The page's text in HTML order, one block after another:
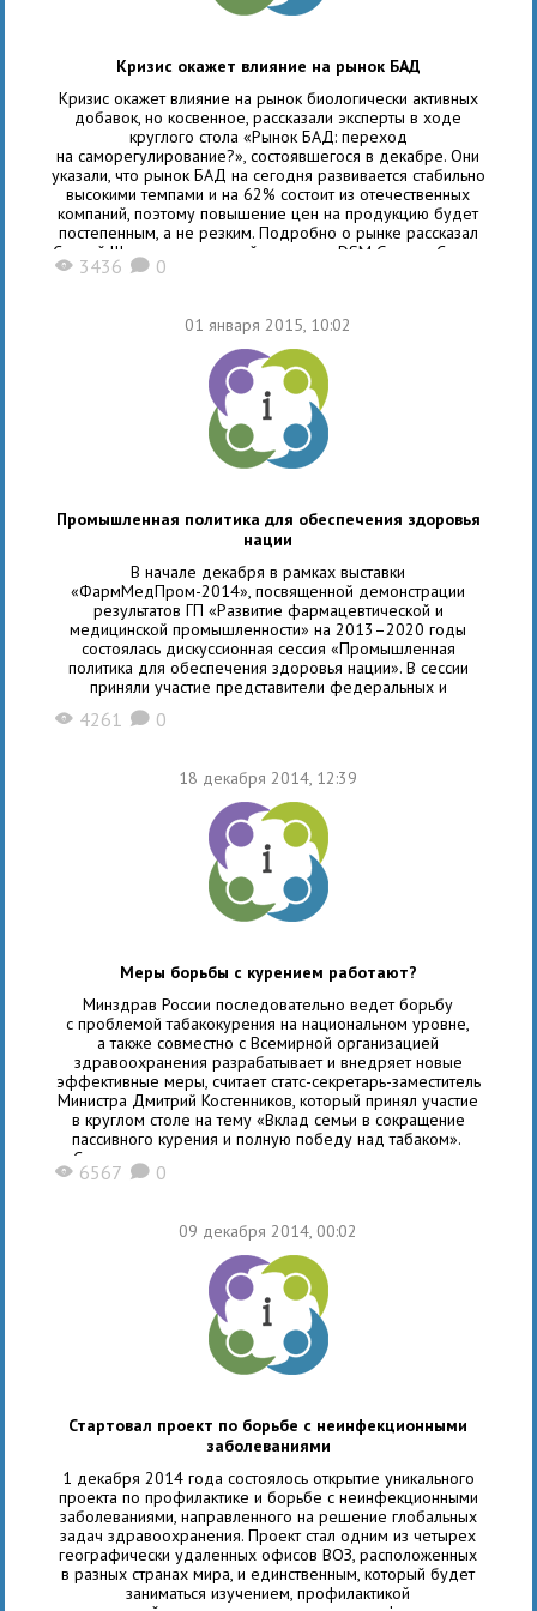
Кризис окажет влияние на рынок БАД
Кризис окажет влияние на рынок биологически активных
добавок, но косвенное, рассказали эксперты в ходе
круглого стола «Рынок БАД: переход
на саморегулирование?», состоявшегося в декабре. Они
указали, что рынок БАД на сегодня развивается стабильно
высокими темпами и на 62% состоит из отечественных
компаний, поэтому повышение цен на продукцию будет
постепенным, а не резким. Подробно о рынке рассказал
Сергей Шуляк, генеральный директор DSM Group: «Среди
аптечных продаж, доля биологически активных добавок
X 3436 K 0
01 января 2015, 10:02
Промышленная политика для обеспечения здоровья
нации
В начале декабря в рамках выставки
«ФармМедПром-2014», посвященной демонстрации
результатов ГП «Развитие фармацевтической и
медицинской промышленности» на 2013–2020 годы
состоялась дискуссионная сессия «Промышленная
политика для обеспечения здоровья нации». В сессии
приняли участие представители федеральных и
региональных министерств здравоохранения,
промышленности и торговли, образования и науки,
профессиональных союзов врачей и фармацевтов. С
докладом
X 4261 K 0
18 декабря 2014, 12:39
Меры борьбы с курением работают?
Минздрав России последовательно ведет борьбу
с проблемой табакокурения на национальном уровне,
а также совместно с Всемирной организацией
здравоохранения разрабатывает и внедряет новые
эффективные меры, считает статс-секретарь-заместитель
Министра Дмитрий Костенников, который принял участие
в круглом столе на тему «Вклад семьи в сокращение
пассивного курения и полную победу над табаком».
«Сегодня мы с уверенностью можем сказать, что меры
борьбы с курением, предписанные Рамочной конвенцией
X 6567 K 0
09 декабря 2014, 00:02
Стартовал проект по борьбе с неинфекционными
заболеваниями
1 декабря 2014 года состоялось открытие уникального
проекта по профилактике и борьбе с неинфекционными
заболеваниями, направленного на решение глобальных
задач здравоохранения. Проект стал одним из четырех
географически удаленных офисов ВОЗ, расположенных
в разных странах мира, и единственным, который будет
заниматься изучением, профилактикой